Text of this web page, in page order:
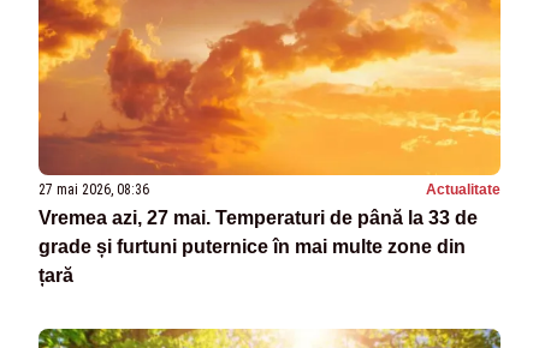
27 mai 2026, 08:36 Actualitate
Vremea azi, 27 mai. Temperaturi de până la 33 de
grade și furtuni puternice în mai multe zone din
țară